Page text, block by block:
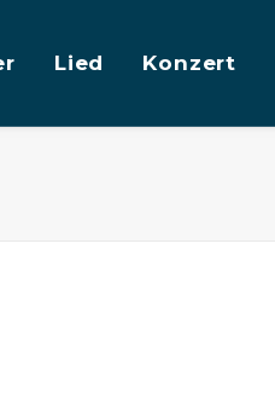
Lied Konzert